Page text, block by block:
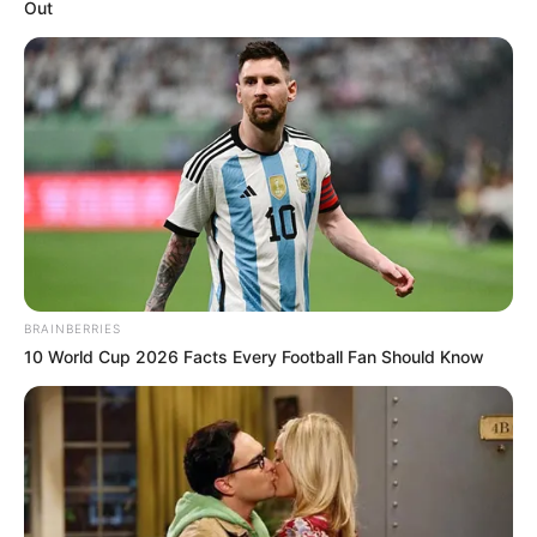
Out
BRAINBERRIES
10 World Cup 2026 Facts Every Football Fan Should Know